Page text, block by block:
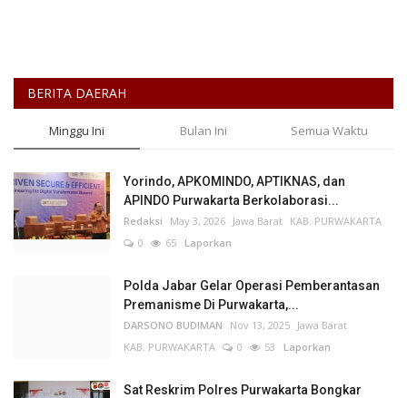
BERITA DAERAH
Minggu Ini Bulan Ini Semua Waktu
Yorindo, APKOMINDO, APTIKNAS, dan
APINDO Purwakarta Berkolaborasi...
Redaksi May 3, 2026 Jawa Barat KAB. PURWAKARTA
0
65 Laporkan
Polda Jabar Gelar Operasi Pemberantasan
Premanisme Di Purwakarta,...
DARSONO BUDIMAN Nov 13, 2025 Jawa Barat
KAB. PURWAKARTA
0 53 Laporkan
Sat Reskrim Polres Purwakarta Bongkar